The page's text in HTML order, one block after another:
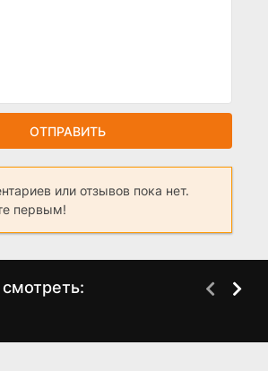
ОТПРАВИТЬ
или отзывов пока нет.
первым!